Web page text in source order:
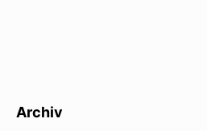
Archiv